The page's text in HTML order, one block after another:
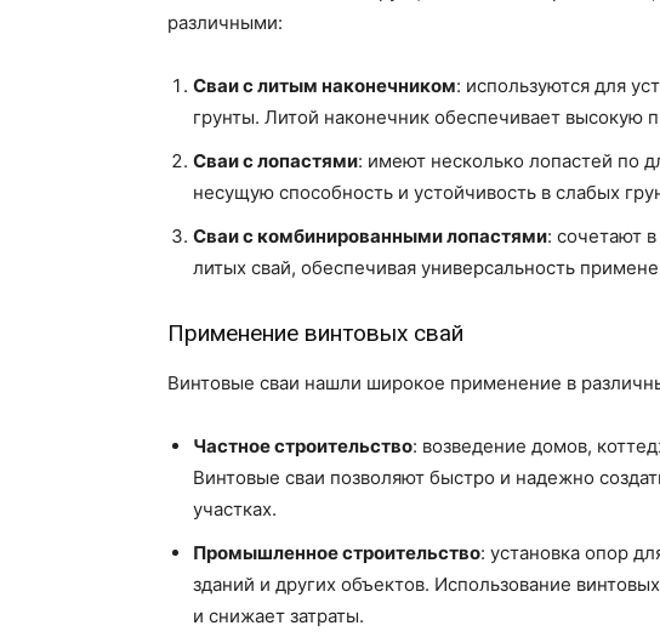
различными:
Сваи с литым наконечником: используются для
грунты. Литой наконечник обеспечивает высокую
Сваи с лопастями: имеют несколько лопастей по
несущую способность и устойчивость в слабых
Сваи с комбинированными лопастями: сочетают
литых свай, обеспечивая универсальность
Применение винтовых свай
Винтовые сваи нашли широкое применение в
Частное строительство: возведение домов,
Винтовые сваи позволяют быстро и надежно
участках.
Промышленное строительство: установка опор
зданий и других объектов. Использование
и снижает затраты.